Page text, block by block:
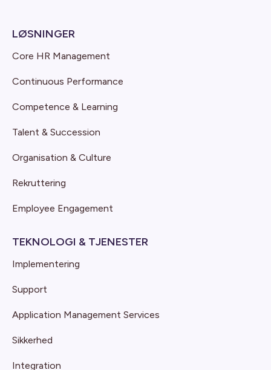
LØSNINGER
Core HR Management
Continuous Performance
Competence & Learning
Talent & Succession
Organisation & Culture
Rekruttering
Employee Engagement
TEKNOLOGI & TJENESTER
Implementering
Support
Application Management Services
Sikkerhed
Integration